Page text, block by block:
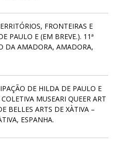
FRONTEIRAS E
PAULO E (EM BREVE.). 11ª
DA AMADORA, AMADORA,
DE HILDA DE PAULO E
MUSEARI QUEER ART
BELLES ARTS DE XÀTIVA –
ESPANHA.